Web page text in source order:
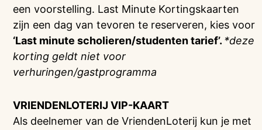
een voorstelling. Last Minute Kortingskaarten
zijn een dag van tevoren te reserveren, kies voor
‘Last minute scholieren/studenten tarief’. *deze
korting geldt niet voor
verhuringen/gastprogramma
VRIENDENLOTERIJVIP-KAART
Als deelnemer van de VriendenLoterij kun je met